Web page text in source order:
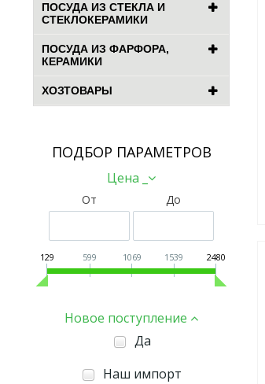
ПОСУДА ИЗ СТЕКЛА И
СТЕКЛОКЕРАМИКИ
ПОСУДА ИЗ ФАРФОРА,
КЕРАМИКИ
ХОЗТОВАРЫ
ПОДБОР ПАРАМЕТРОВ
Цена _
От До
129 599 1069 1539 2480
Новое поступление
Да
Наш импорт